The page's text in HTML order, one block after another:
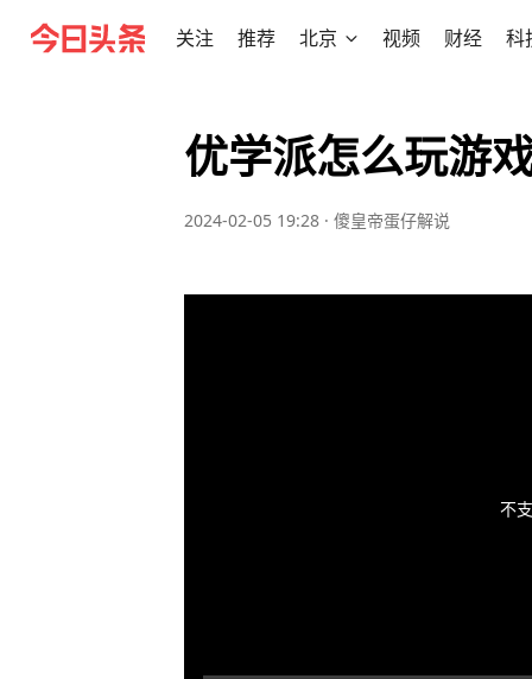
关注 推荐 北京 视频 财经 科
优学派怎么玩游
2024-02-05 19:28 · 傻皇帝蛋仔解说
不